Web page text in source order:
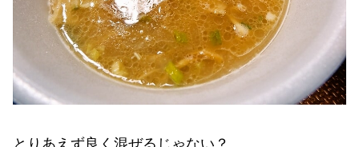
とりあえず良く混ぜるじゃない？